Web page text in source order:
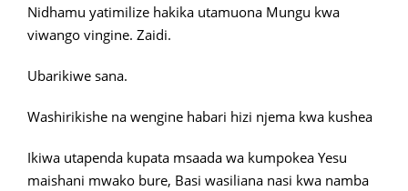
Nidhamu yatimilize hakika utamuona Mungu kwa
viwango vingine. Zaidi.
Ubarikiwe sana.
Washirikishe na wengine habari hizi njema kwa kushea
Ikiwa utapenda kupata msaada wa kumpokea Yesu
maishani mwako bure, Basi wasiliana nasi kwa namba